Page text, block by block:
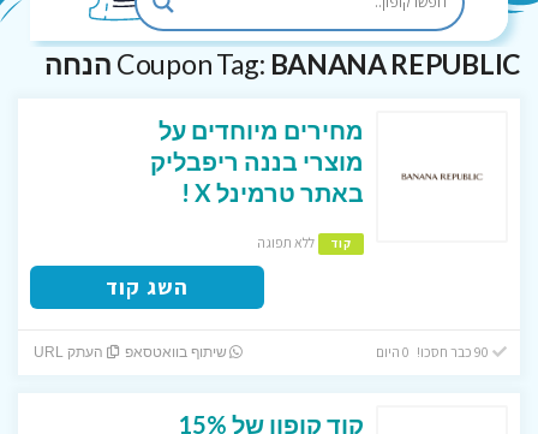
Coupon Tag: BANANA REPUBLIC הנחה
מחירים מיוחדים על
מוצרי בננה ריפבליק
באתר טרמינל X !
קוד ללא תפוגה
השג קוד
שיתוף בוואטסאפ העתק URL
קוד קופון של 15%